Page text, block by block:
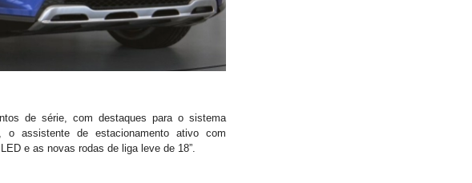
de série, com destaques para o sistema
o assistente de estacionamento ativo com
e as novas rodas de liga leve de 18”.